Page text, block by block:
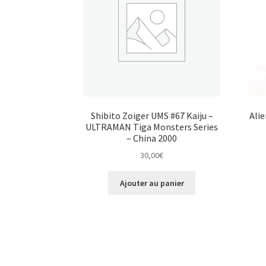
Shibito Zoiger UMS #67 Kaiju –
ULTRAMAN Tiga Monsters Series
– China 2000
30,00€
Ajouter au panier